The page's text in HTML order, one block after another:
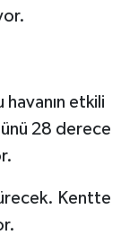
etkili
28 derece
Kentte